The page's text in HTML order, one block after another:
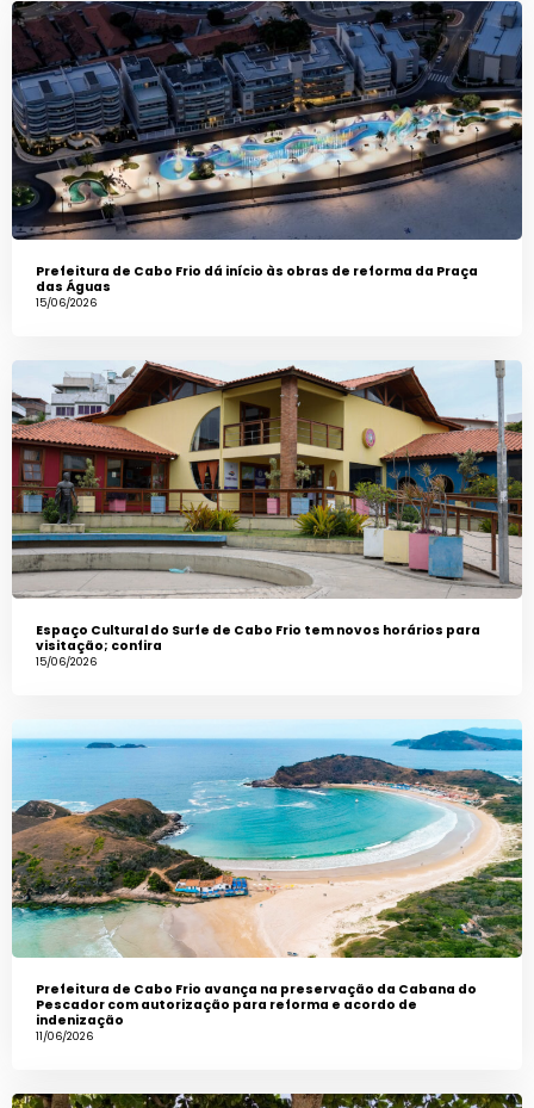
Prefeitura de Cabo Frio dá início às obras de reforma da Praça
das Águas
15/06/2026
Espaço Cultural do Surfe de Cabo Frio tem novos horários para
visitação; confira
15/06/2026
Prefeitura de Cabo Frio avança na preservação da Cabana do
Pescador com autorização para reforma e acordo de
indenização
11/06/2026